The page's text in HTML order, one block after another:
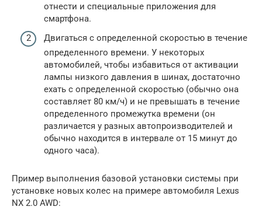
отнести и специальные приложения для
смартфона.
Двигаться с определенной скоростью в течение
определенного времени. У некоторых
автомобилей, чтобы избавиться от активации
лампы низкого давления в шинах, достаточно
ехать с определенной скоростью (обычно она
составляет 80 км/ч) и не превышать в течение
определенного промежутка времени (он
различается у разных автопроизводителей и
обычно находится в интервале от 15 минут до
одного часа).
Пример выполнения базовой установки системы при
установке новых колес на примере автомобиля Lexus
NX 2.0 AWD: